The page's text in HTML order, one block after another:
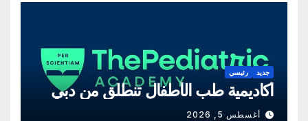
جديد رئيسي
أكاديمية طب الأطفال تنطلق من دبي
أغسطس 5, 2026